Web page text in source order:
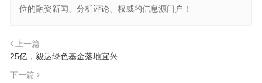
位的融资新闻、分析评论、权威的信息源门户！
上一篇
25亿，毅达绿色基金落地宜兴
下一篇